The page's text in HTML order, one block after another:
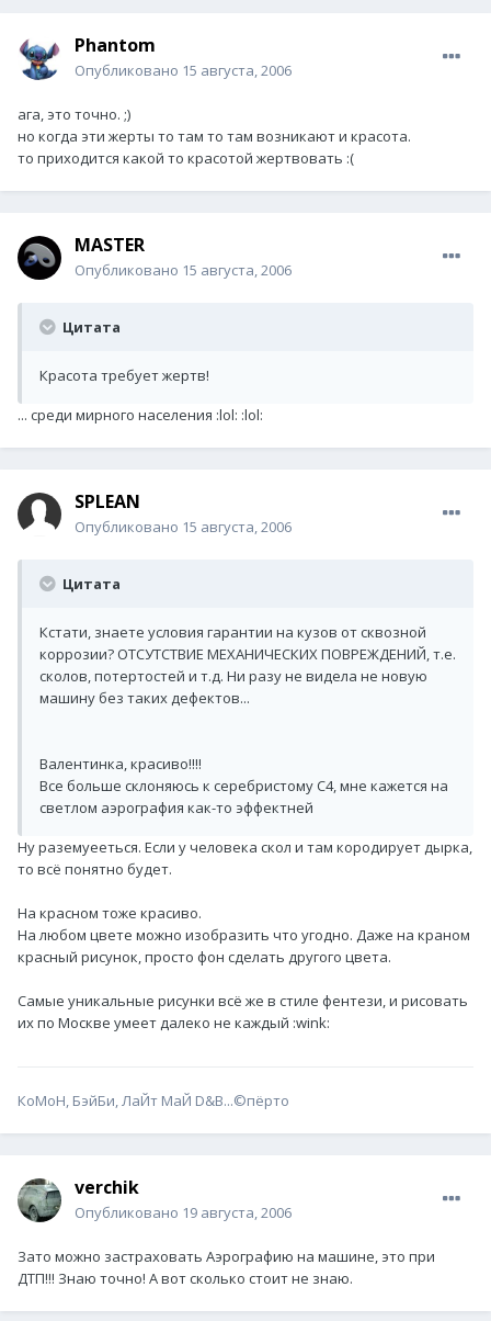
Phantom
Опубликовано 15 августа, 2006
ага, это точно. ;)
но когда эти жерты то там то там возникают и красота.
то приходится какой то красотой жертвовать :(
MASTER
Опубликовано 15 августа, 2006
Цитата
Красота требует жертв!
... среди мирного населения :lol: :lol:
SPLEAN
Опубликовано 15 августа, 2006
Цитата
Кстати, знаете условия гарантии на кузов от сквозной
коррозии? ОТСУТСТВИЕ МЕХАНИЧЕСКИХ ПОВРЕЖДЕНИЙ, т.е.
сколов, потертостей и т.д. Ни разу не видела не новую
машину без таких дефектов...
Валентинка, красиво!!!!
Все больше склоняюсь к серебристому С4, мне кажется на
светлом аэрография как-то эффектней
Ну раземуееться. Если у человека скол и там кородирует дырка,
то всё понятно будет.
На красном тоже красиво.
На любом цвете можно изобразить что угодно. Даже на краном
красный рисунок, просто фон сделать другого цвета.
Самые уникальные рисунки всё же в стиле фентези, и рисовать
их по Москве умеет далеко не каждый :wink:
КоМоН, БэйБи, ЛаЙт МаЙ D&B...©пёрто
verchik
Опубликовано 19 августа, 2006
Зато можно застраховать Аэрографию на машине, это при
ДТП!!! Знаю точно! А вот сколько стоит не знаю.